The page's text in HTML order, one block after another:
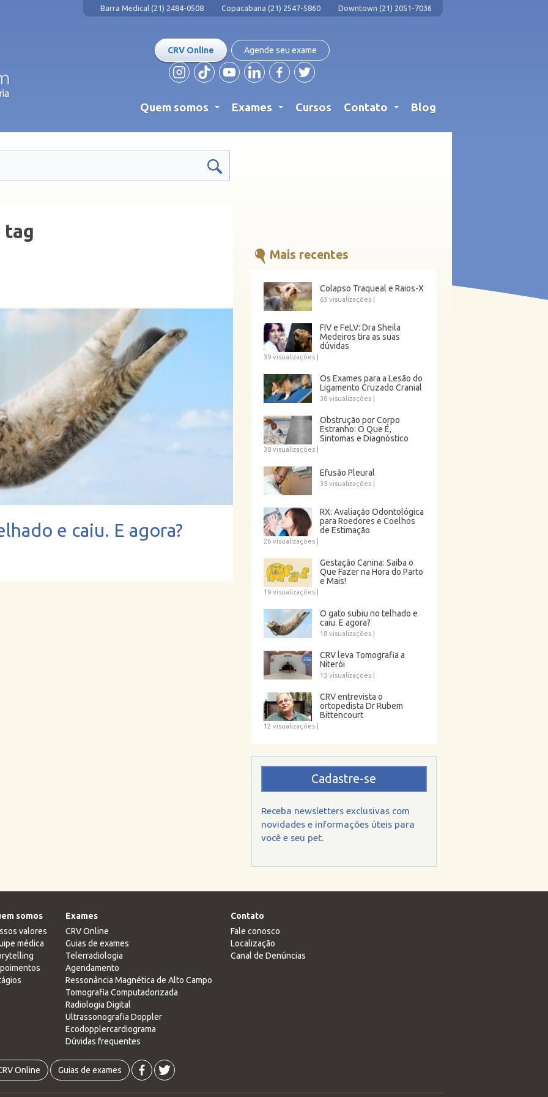
Barra Medical (21) 2484-0508 Copacabana (21) 2547-5860 Downtown (21) 2051-7036
CRV Online Agende seu exame
Quem somos Exames Cursos Contato Blog
tag
e caiu. E agora?
Mais recentes
Colapso Traqueal e Raios-X
63 visualizações|
FIV e FeLV: Dra Sheila
Medeiros tira as suas
dúvidas
39 visualizações|
Os Exames para a Lesão do
Ligamento Cruzado Cranial
38 visualizações|
Obstrução por Corpo
Estranho: O Que É,
Sintomas e Diagnóstico
38 visualizações|
Efusão Pleural
35 visualizações|
RX: Avaliação Odontológica
para Roedores e Coelhos
de Estimação
26 visualizações|
Gestação Canina: Saiba o
Que Fazer na Hora do Parto
e Mais!
19 visualizações|
O gato subiu no telhado e
caiu. E agora?
18 visualizações|
CRV leva Tomografia a
Niterói
13 visualizações|
CRV entrevista o
ortopedista Dr Rubem
Bittencourt
12 visualizações|
Cadastre-se
Receba newsletters exclusivas com
novidades e informações úteis para
você e seu pet.
somos
valores
médica
Exames
CRV Online
Guias de exames
Telerradiologia
Agendamento
Ressonância Magnética de Alto Campo
Tomografia Computadorizada
Radiologia Digital
Ultrassonografia Doppler
Ecodopplercardiograma
Dúvidas frequentes
Contato
Fale conosco
Localização
Canal de Denúncias
Online Guias de exames